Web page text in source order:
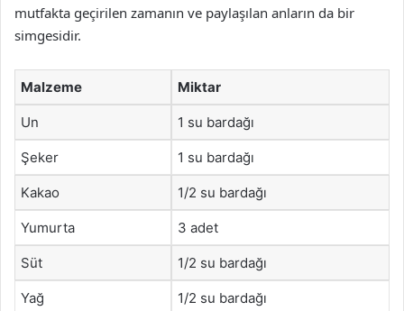
mutfakta geçirilen zamanın ve paylaşılan anların da bir
simgesidir.
Malzeme Miktar
Un 1 su bardağı
Şeker 1 su bardağı
Kakao 1/2 su bardağı
Yumurta 3 adet
Süt 1/2 su bardağı
Yağ 1/2 su bardağı